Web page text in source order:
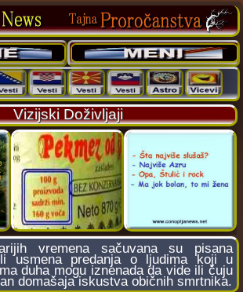
Vizijski Doživljaji
vremena sačuvana su pisana
usmena predanja o ljudima koji u
duha mogu iznenada da vide ili čuju
domašaja iskustva običnih smrtnika.